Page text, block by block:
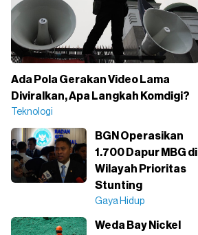
Ada Pola Gerakan Video Lama
Diviralkan, Apa Langkah Komdigi?
Teknologi
BGN Operasikan
1.700 Dapur MBG di
Wilayah Prioritas
Stunting
Gaya Hidup
Weda Bay Nickel